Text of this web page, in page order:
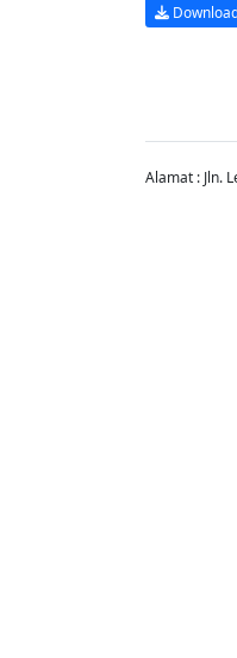
Alamat : Jln.